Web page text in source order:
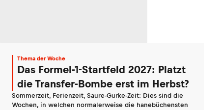
Thema der Woche
Das Formel-1-Startfeld 2027: Platzt
die Transfer-Bombe erst im Herbst?
Sommerzeit, Ferienzeit, Saure-Gurke-Zeit: Dies sind die
Wochen, in welchen normalerweise die hanebüchensten